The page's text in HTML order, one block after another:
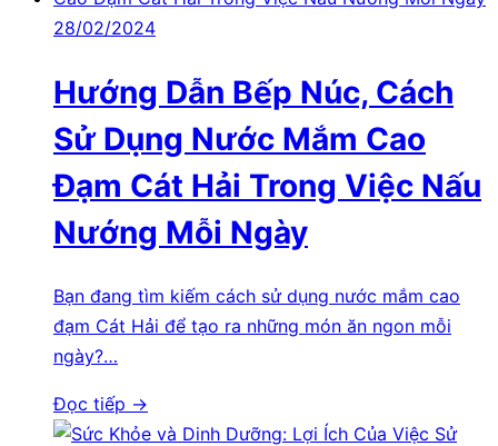
28/02/2024
Hướng Dẫn Bếp Núc, Cách
Sử Dụng Nước Mắm Cao
Đạm Cát Hải Trong Việc Nấu
Nướng Mỗi Ngày
Bạn đang tìm kiếm cách sử dụng nước mắm cao
đạm Cát Hải để tạo ra những món ăn ngon mỗi
ngày?…
Đọc tiếp →